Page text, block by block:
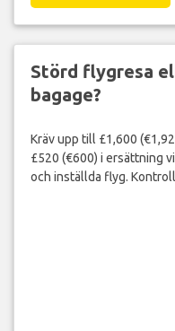
Störd flygresa
bagage?
Kräv upp till £1,600
£520 (€600) i ersättning
och inställda flyg.